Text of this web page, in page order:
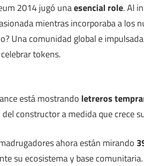
2014 jugó unaesencial role. Al
mientras incorporaba a los
Una comunidad global e
tokens.
está mostrando letreros
constructor a medida que crece
ahora están mirando
su ecosistema y base